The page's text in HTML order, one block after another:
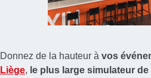
Donnez de la hauteur à vos
Liège, le plus large simulateur